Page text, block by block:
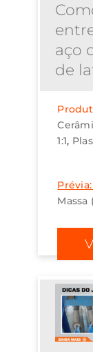
aço
de
1:1
Prévia:
Massa
de